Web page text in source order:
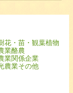
花・苗・観葉植物
業酪農
業関係企業
農業その他